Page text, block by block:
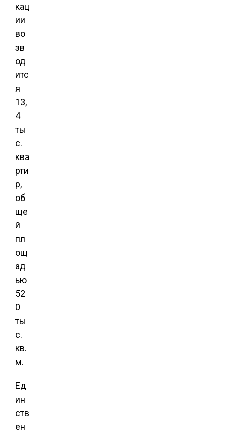
кац
ии
во
зв
од
итс
я
13,
4
ты
с.
ква
рти
р,
об
ще
й
пл
ощ
ад
ью
52
0
ты
с.
кв.
м.
Ед
ин
ств
ен